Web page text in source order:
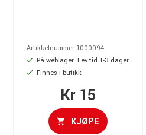
Artikkelnummer 1000094
På weblager. Lev.tid 1-3 dager
Finnes i butikk
Kr 15
KJØPE